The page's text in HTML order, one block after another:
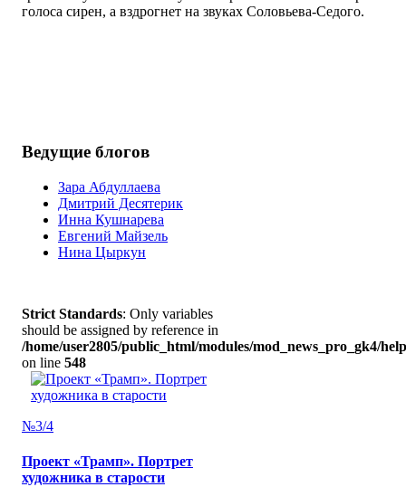
голоса сирен, а вздрогнет на звуках Соловьева-Седого.
Ведущие блогов
Зара Абдуллаева
Дмитрий Десятерик
Инна Кушнарева
Евгений Майзель
Нина Цыркун
Strict Standards: Only variables
should be assigned by reference in
/home/user2805/public_html/modules/mod_news_pro_gk4/
on line 548
№3/4
Проект «Трамп». Портрет
художника в старости